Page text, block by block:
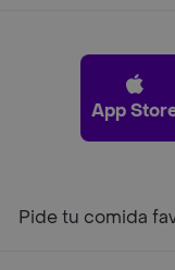
App
Pide tu comida